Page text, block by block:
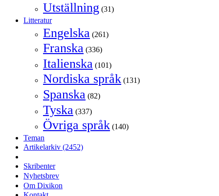
Utställning (31)
Litteratur
Engelska (261)
Franska (336)
Italienska (101)
Nordiska språk (131)
Spanska (82)
Tyska (337)
Övriga språk (140)
Teman
Artikelarkiv (2452)
Skribenter
Nyhetsbrev
Om Dixikon